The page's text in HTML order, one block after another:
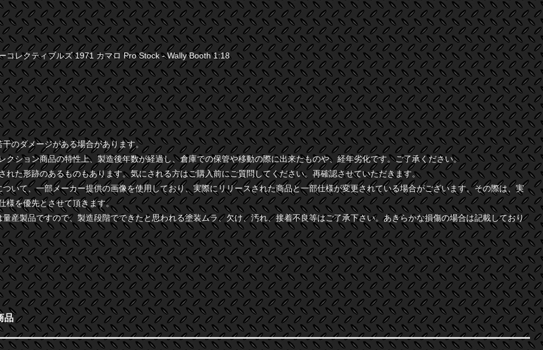
コレクティブルズ 1971 カマロ Pro Stock - Wally Booth 1:18
干のダメージがある場合があります。
クション商品の特性上、製造後年数が経過し、倉庫での保管や移動の際に出来たものや、経年劣化です。ご了承ください。
れた形跡のあるものもあります。気にされる方はご購入前にご質問してください。再確認させていただきます。
ついて、一部メーカー提供の画像を使用しており、実際にリリースされた商品と一部仕様が変更されている場合がございます。その際は、実
様を優先とさせて頂きます。
量産製品ですので、製造段階でできたと思われる塗装ムラ、欠け、汚れ、接着不良等はご了承下さい。あきらかな損傷の場合は記載しており
品